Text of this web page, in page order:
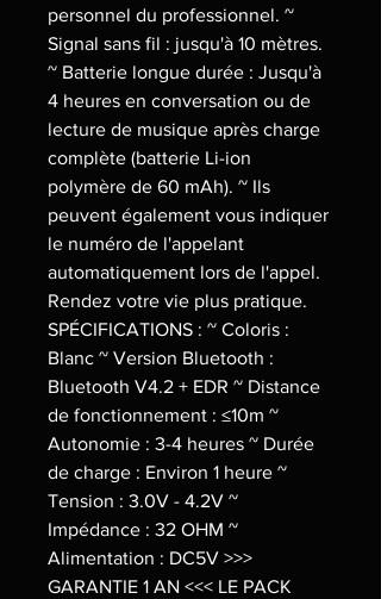
personnel du professionnel. ~
Signal sans fil : jusqu'à 10 mètres.
~ Batterie longue durée : Jusqu'à
4 heures en conversation ou de
lecture de musique après charge
complète (batterie Li-ion
polymère de 60 mAh). ~ Ils
peuvent également vous indiquer
le numéro de l'appelant
automatiquement lors de l'appel.
Rendez votre vie plus pratique.
SPÉCIFICATIONS : ~ Coloris :
Blanc ~ Version Bluetooth :
Bluetooth V4.2 + EDR ~ Distance
de fonctionnement : ≤10m ~
Autonomie : 3-4 heures ~ Durée
de charge : Environ 1 heure ~
Tension : 3.0V - 4.2V ~
Impédance : 32 OHM ~
Alimentation : DC5V >>>
GARANTIE 1 AN <<< LE PACK